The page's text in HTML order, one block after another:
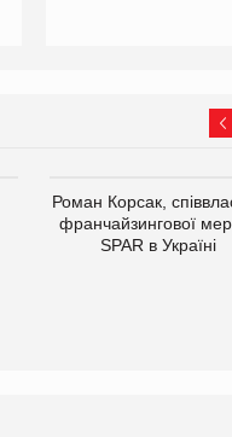
Роман Корсак,
франчайзингової
SPAR в Україні